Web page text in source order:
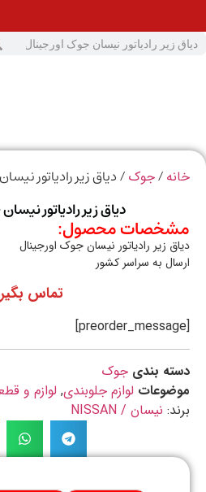
/جوک/ دیاق زیر رادیاتور نیسان
دیاق زیر رادیاتور نیسان
محصول:
زیر رادیاتور نیسان جوک اورجینال
به سراسر کشور
تماس بگیرید
بندی جوک
لوازم جلوبندی,لوازم و قطعات
نیسان / NISSAN